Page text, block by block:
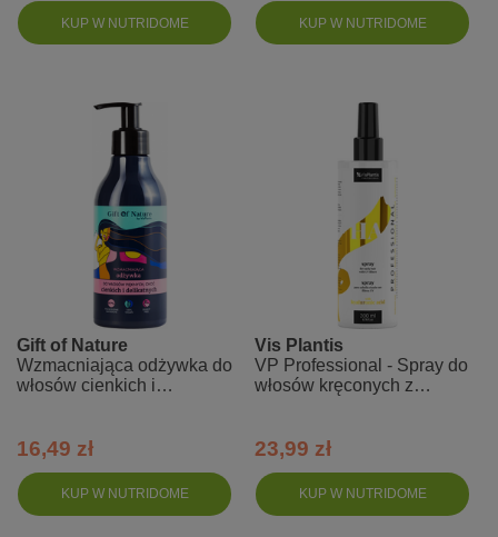
KUP W NUTRIDOME KUP W NUTRIDOME
KUP W NUTRIDOME
Gift of Nature
Wzmacniająca odżywka do
włosów cienkich i
16,49 zł
KUP W NUTRIDOME
Vis Plantis
VP Professional - Spray do
włosów kręconych z
23,99 zł